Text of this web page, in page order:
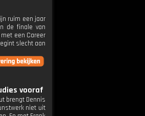
ruim een jaar
de finale van
een Career
slecht aan
vooraf
brengt Dennis
niet uit